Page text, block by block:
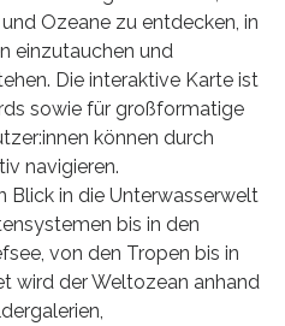
Ozeane zu entdecken, in
einzutauchen und
Die interaktive Karte ist
sowie für großformatige
können durch
navigieren.
Blick in die Unterwasserwelt
bis in den
von den Tropen bis in
wird der Weltozean anhand